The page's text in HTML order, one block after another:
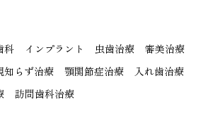
科 インプラント 虫歯治療
審美治療
知らず治療 顎関節症治療
入れ歯治療
訪問歯科治療